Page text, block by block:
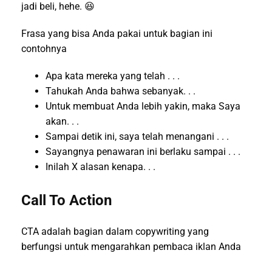
jadi beli, hehe. 😆
Frasa yang bisa Anda pakai untuk bagian ini
contohnya
Apa kata mereka yang telah . . .
Tahukah Anda bahwa sebanyak. . .
Untuk membuat Anda lebih yakin, maka Saya
akan. . .
Sampai detik ini, saya telah menangani . . .
Sayangnya penawaran ini berlaku sampai . . .
Inilah X alasan kenapa. . .
Call To Action
CTA adalah bagian dalam copywriting yang
berfungsi untuk mengarahkan pembaca iklan Anda